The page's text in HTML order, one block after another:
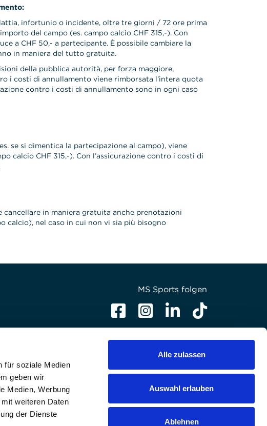
für soziale Medien
geben wir
Medien, Werbung
weiteren Daten
der Dienste
Alle zulassen
Auswahl erlauben
Ablehnen
infortunio o incidente, oltre tre giorni / 72 ore prima
del campo (es. campo calcio CHF 315,-). Con
a CHF 50,- a partecipante. È possibile cambiare la
in maniera del tutto gratuita.
della pubblica autorità, per forza maggiore,
i costi di annullamento viene rimborsata l’intera quota
contro i costi di annullamento sono in ogni caso
se si dimentica la partecipazione al campo), viene
calcio CHF 315,-). Con l’assicurazione contro i costi di
cancellare in maniera gratuita anche prenotazioni
calcio), nel caso in cui non vi sia più bisogno
MS Sports folgen